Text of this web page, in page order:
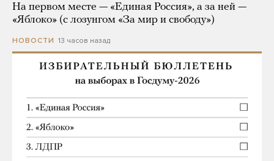
На первом месте — «Единая Россия», а за ней —
«Яблоко» (с лозунгом «За мир и свободу»)
НОВОСТИ 13 часов назад